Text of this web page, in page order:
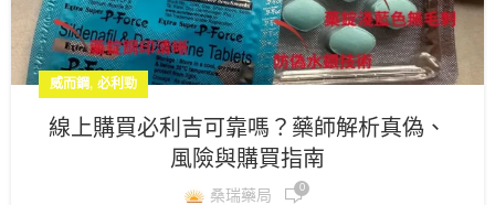
威而鋼, 必利勁
線上購買必利吉可靠嗎？藥師解析真偽、
風險與購買指南
桑瑞藥局 0